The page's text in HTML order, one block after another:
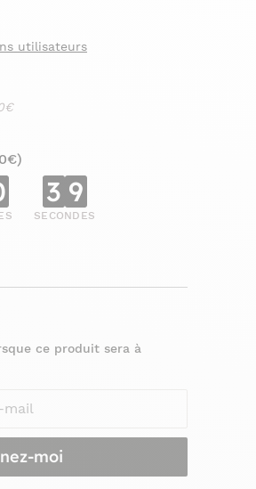
utilisateurs
3 7
SECONDES
ce produit sera à
moi